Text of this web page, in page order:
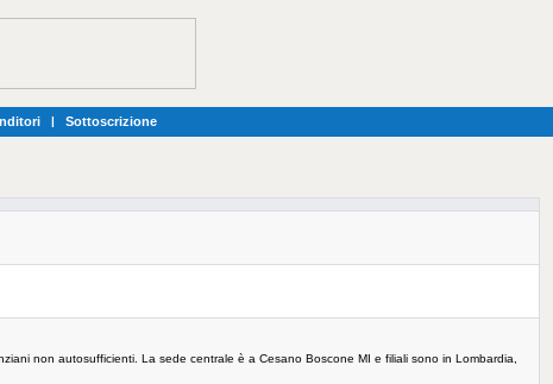
| Sottoscrizione
non autosufficienti. La sede centrale è a Cesano Boscone MI e filiali sono in Lombardia,